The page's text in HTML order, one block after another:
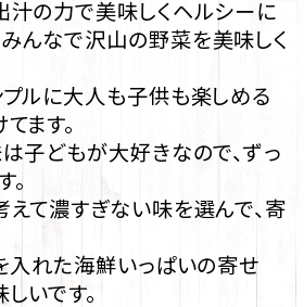
汁の力で美味しくヘルシーに
んなで沢山の野菜を美味しく
プルに大人も子供も楽しめる
ます。
子どもが大好きなので、ずっ
えて濃すぎない味を選んで、寄
入れた海鮮いっぱいの寄せ
いです。